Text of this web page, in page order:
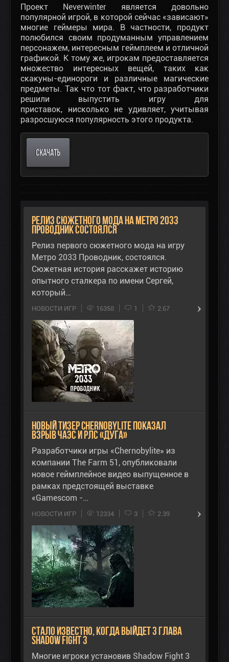
Проект Neverwinter является довольно
популярной игрой, в которой сейчас «зависают»
многие геймеры мира. В частности, продукт
полюбился своим продуманным управлением
персонажем, интересным геймплеем и отличной
графикой. К тому же, игрокам предоставляется
множество интересных вещей, таких как
скакуны-единороги и различные магические
предметы. Так что тот факт, что разработчики
решили выпустить игру для
приставок, нисколько не удивляет, учитывая
разросшуюся популярность этого продукта.
СКАЧАТЬ
Релиз сюжетного мода на Метро 2033
Проводник состоялся
Релиз первого сюжетного мода на игру
Метро 2033 Проводник, состоялся.
Сюжетная история расскажет историю
опытного сталкера по имени Сергей,
который…
НОВОСТИ ИГР 16358 1 2.67
Новый тизер Chernobylite показал
взрыв ЧАЭС и РЛС «Дуга»
Разработчики игры «Chernobylite» из
компании The Farm 51, опубликовали
новое геймплейное видео выпущенное в
рамках предстоящей выставке
«Gamescom -…
НОВОСТИ ИГР 12334 3 2.39
Стало известно, когда выйдет 3 глава
Shadow Fight 3
Многие игроки установив Shadow Fight 3